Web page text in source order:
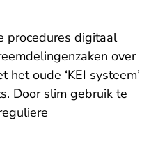
procedures digitaal
over
oude ‘KEI systeem’
Door slim gebruik te